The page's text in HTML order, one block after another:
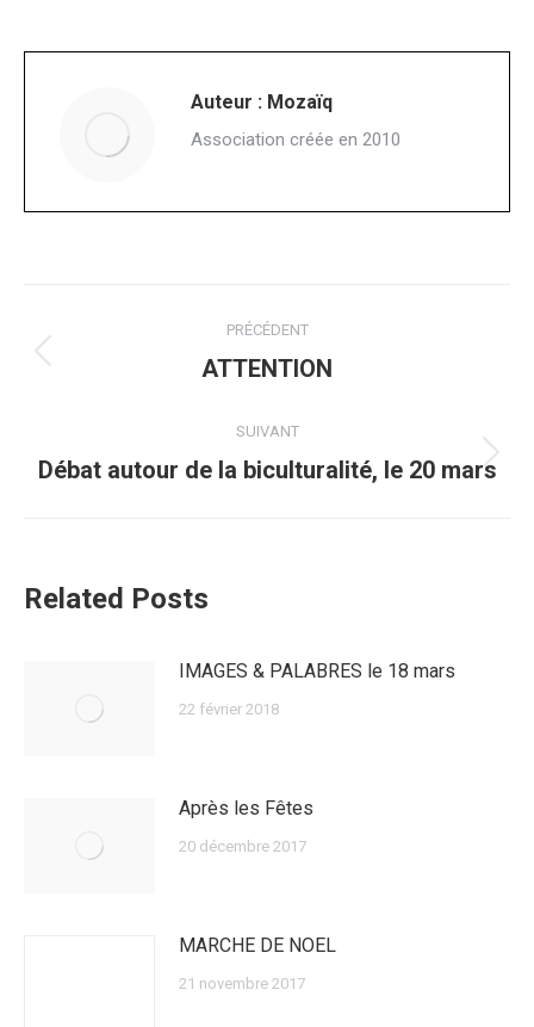
Auteur : Mozaïq
Association créée en 2010
article
PRÉCÉDENT
Article
:
ATTENTION
SUIVANT
Article
Débat autour de la biculturalité, le 20 mars
Related Posts
IMAGES & PALABRES le 18 mars
22 février 2018
Après les Fêtes
20 décembre 2017
MARCHE DE NOEL
21 novembre 2017